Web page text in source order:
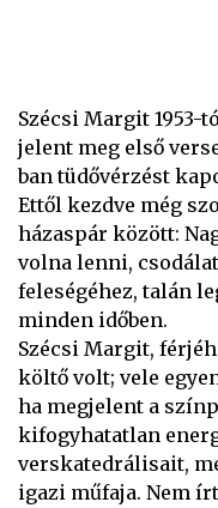
Szécsi Margit 1953-
jelent meg első
ban tüdővérzést
Ettől kezdve még
házaspár között:
volna lenni,
feleségéhez, talán
minden időben.
Szécsi Margit,
költő volt; vele
ha megjelent a
kifogyhatatlan
verskatedrálisait,
igazi műfaja. Nem